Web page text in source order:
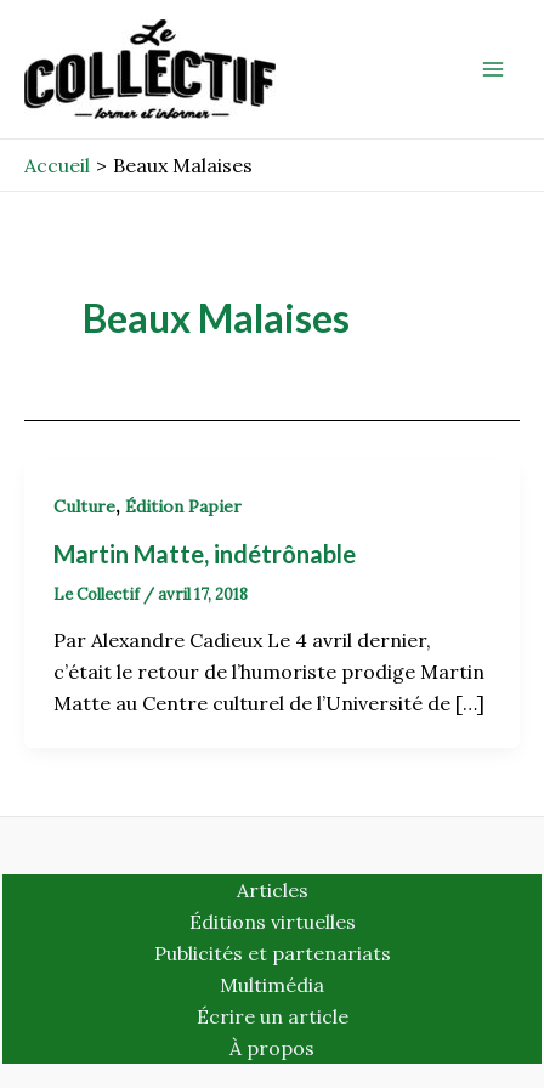
contenu
Accueil Beaux Malaises
Beaux Malaises
Culture, Édition Papier
Martin Matte, indétrônable
Le Collectif /avril 17, 2018
Par Alexandre Cadieux Le 4 avril dernier,
c’était le retour de l’humoriste prodige Martin
Matte au Centre culturel de l’Université de […]
Articles
Éditions virtuelles
Publicités et partenariats
Multimédia
Écrire un article
À propos